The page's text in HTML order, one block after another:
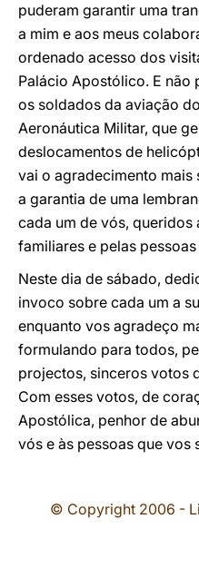
puderam garantir uma
a mim e aos meus
ordenado acesso dos
Palácio Apostólico. E não
os soldados da aviação
Aeronáutica Militar, que
deslocamentos de
vai o agradecimento
a garantia de uma
cada um de vós,
familiares e pelas
Neste dia de sábado,
invoco sobre cada um a
enquanto vos agradeço
formulando para todos,
projectos, sinceros votos
Com esses votos, de
Apostólica, penhor de
vós e às pessoas que vos
© Copyright 2006 -